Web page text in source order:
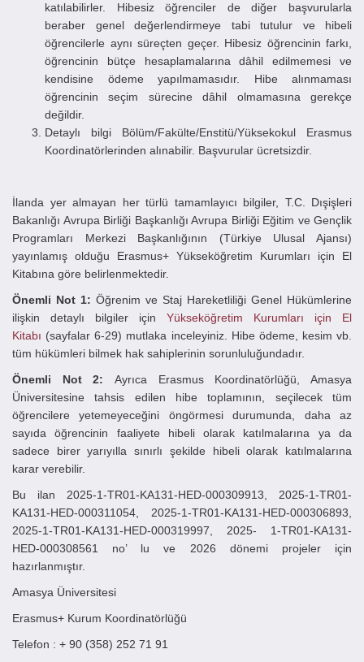
katılabilirler. Hibesiz öğrenciler de diğer başvurularla
beraber genel değerlendirmeye tabi tutulur ve hibeli
öğrencilerle aynı süreçten geçer. Hibesiz öğrencinin farkı,
öğrencinin bütçe hesaplamalarına dâhil edilmemesi ve
kendisine ödeme yapılmamasıdır. Hibe alınmaması
öğrencinin seçim sürecine dâhil olmamasına gerekçe
değildir.
Detaylı bilgi Bölüm/Fakülte/Enstitü/Yüksekokul Erasmus
Koordinatörlerinden alınabilir. Başvurular ücretsizdir.
İlanda yer almayan her türlü tamamlayıcı bilgiler, T.C. Dışişleri
Bakanlığı Avrupa Birliği Başkanlığı Avrupa Birliği Eğitim ve Gençlik
Programları Merkezi Başkanlığının (Türkiye Ulusal Ajansı)
yayınlamış olduğu Erasmus+ Yükseköğretim Kurumları için El
Kitabına göre belirlenmektedir.
Önemli Not 1: Öğrenim ve Staj Hareketliliği Genel Hükümlerine
ilişkin detaylı bilgiler için Yükseköğretim Kurumları için El
Kitabı (sayfalar 6-29) mutlaka inceleyiniz. Hibe ödeme, kesim vb.
tüm hükümleri bilmek hak sahiplerinin sorunluluğundadır.
Önemli Not 2: Ayrıca Erasmus Koordinatörlüğü, Amasya
Üniversitesine tahsis edilen hibe toplamının, seçilecek tüm
öğrencilere yetemeyeceğini öngörmesi durumunda, daha az
sayıda öğrencinin faaliyete hibeli olarak katılmalarına ya da
sadece birer yarıyılla sınırlı şekilde hibeli olarak katılmalarına
karar verebilir.
Bu ilan 2025-1-TR01-KA131-HED-000309913, 2025-1-TR01-
KA131-HED-000311054, 2025-1-TR01-KA131-HED-000306893,
2025-1-TR01-KA131-HED-000319997, 2025- 1-TR01-KA131-
HED-000308561 no’ lu ve 2026 dönemi projeler için
hazırlanmıştır.
Amasya Üniversitesi
Erasmus+ Kurum Koordinatörlüğü
Telefon : + 90 (358) 252 71 91